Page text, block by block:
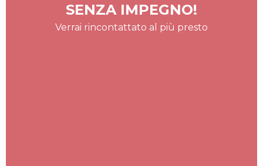
SENZA IMPEGNO!
Verrai rincontattato al più presto